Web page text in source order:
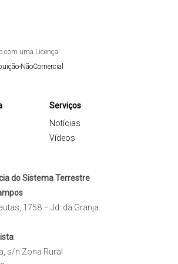
com uma Licença
NãoComercial
Serviços
Notícias
Vídeos
do Sistema Terrestre
1758 – Jd. da Granja.
s/n Zona Rural